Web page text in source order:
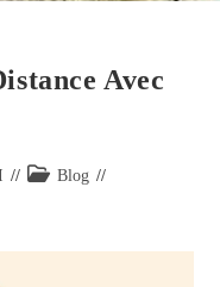
Avec
Blog